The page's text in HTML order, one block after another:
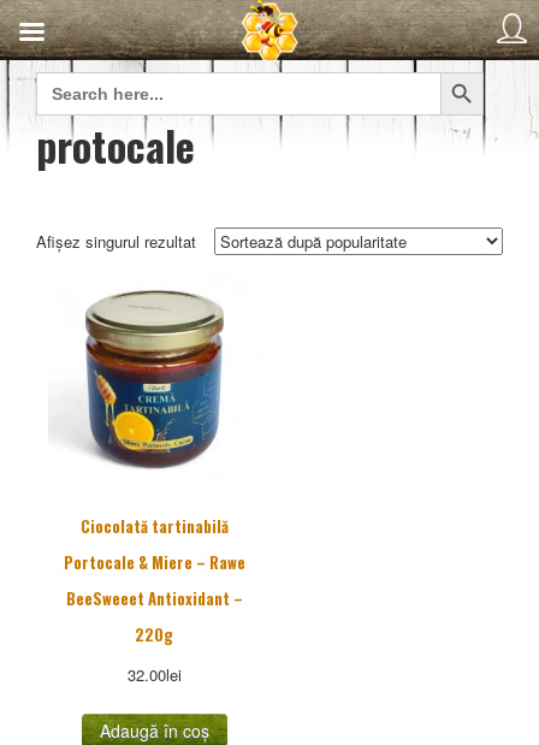
Search
for:
Search Button
protocale
Afișez singurul rezultat
Ciocolată tartinabilă
Portocale & Miere – Rawe
BeeSweeet Antioxidant –
220g
32.00lei
Adaugă în coș